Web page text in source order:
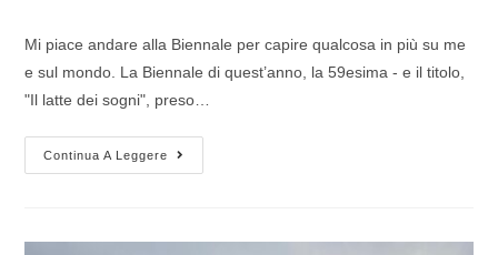
Mi piace andare alla Biennale per capire qualcosa in più su me
e sul mondo. La Biennale di quest’anno, la 59esima - e il titolo,
"Il latte dei sogni", preso…
Continua A Leggere